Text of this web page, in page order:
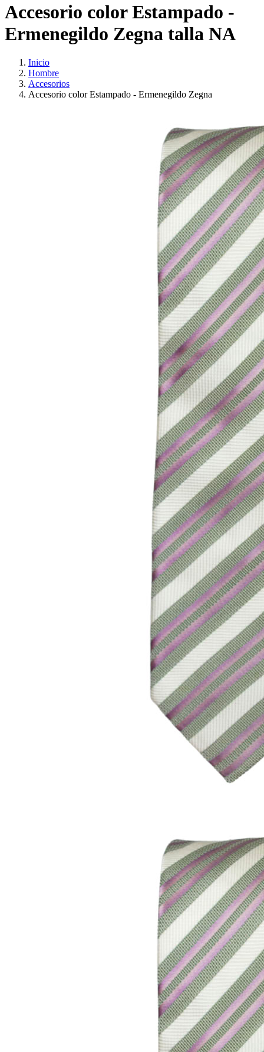
Accesorio color Estampado -
Ermenegildo Zegna talla NA
Inicio
Hombre
Accesorios
Accesorio color Estampado - Ermenegildo Zegna